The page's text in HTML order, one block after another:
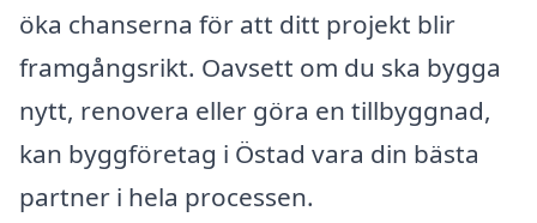
öka chanserna för att ditt projekt blir
framgångsrikt. Oavsett om du ska bygga
nytt, renovera eller göra en tillbyggnad,
kan byggföretag i Östad vara din bästa
partner i hela processen.